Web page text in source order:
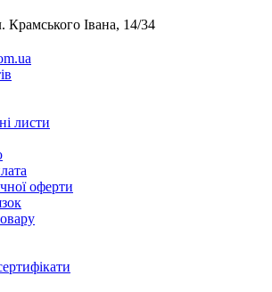
Крамського Івана, 14/34
листи
оферти